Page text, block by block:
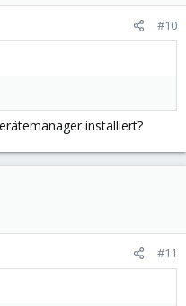
#10
installiert?
#11